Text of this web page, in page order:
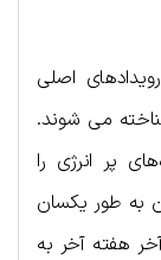
اصلی
می شوند.
پر انرژی را
به طور یکسان
هفته آخر به